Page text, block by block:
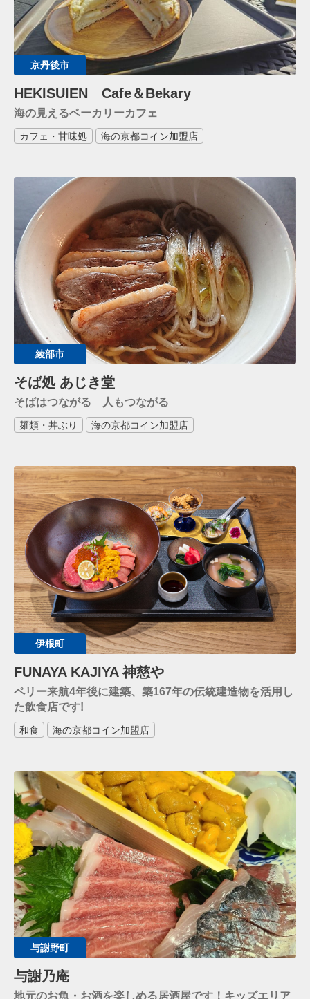
京丹後市
HEKISUIEN Cafe＆Bekary
海の見えるベーカリーカフェ
カフェ・甘味処 海の京都コイン加盟店
綾部市
そば処 あじき堂
そばはつながる 人もつながる
麺類・丼ぶり 海の京都コイン加盟店
伊根町
FUNAYA KAJIYA 神慈や
ペリー来航4年後に建築、築167年の伝統建造物を活用し
た飲食店です!
和食 海の京都コイン加盟店
与謝野町
与謝乃庵
地元のお魚・お酒を楽しめる居酒屋です！キッズエリア